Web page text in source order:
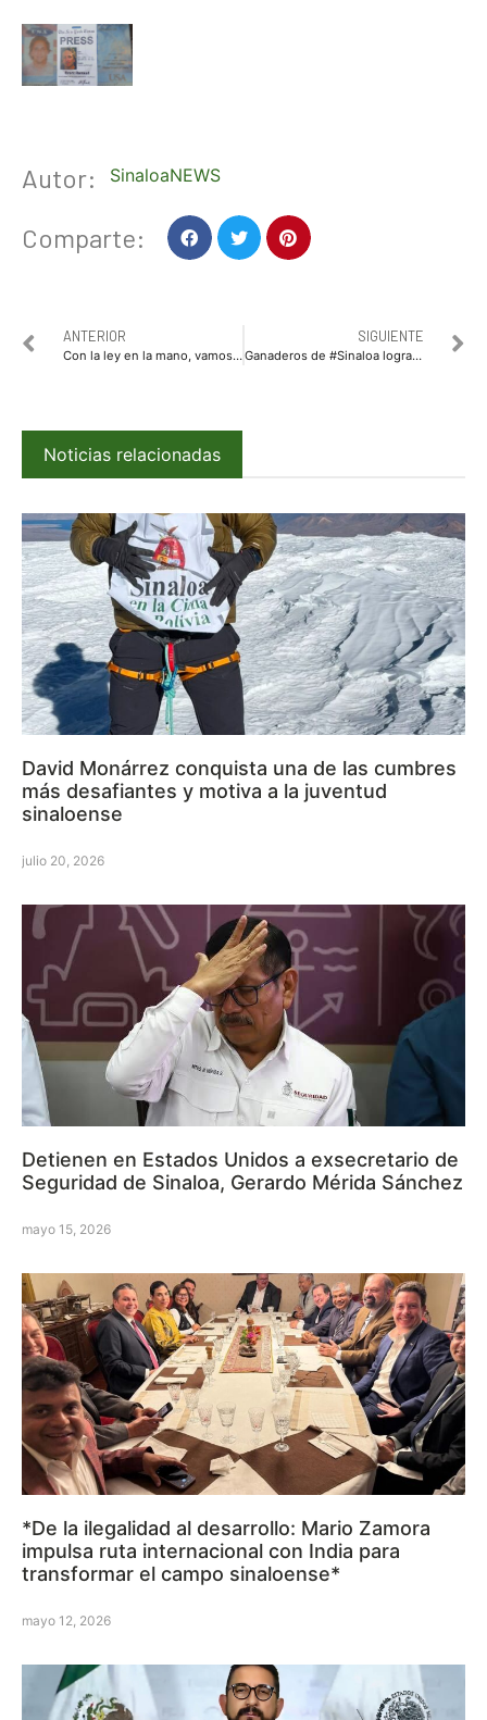
Autor: SinaloaNEWS
Comparte:
ANTERIOR
Con la ley en la mano, vamos a apoyar la instalación de la planta de fertilizantes en Topolobampo: Rocha Moya
SIGUIENTE
Ganaderos de #Sinaloa logran fijar precio de 9.50 pesos por litro de leche
Noticias relacionadas
David Monárrez conquista una de las cumbres
más desafiantes y motiva a la juventud
sinaloense
julio 20, 2026
Detienen en Estados Unidos a exsecretario de
Seguridad de Sinaloa, Gerardo Mérida Sánchez
mayo 15, 2026
*De la ilegalidad al desarrollo: Mario Zamora
impulsa ruta internacional con India para
transformar el campo sinaloense*
mayo 12, 2026